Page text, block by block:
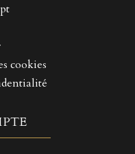
cookies